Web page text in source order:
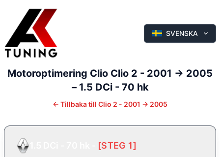
SVENSKA
Motoroptimering Clio Clio 2 - 2001 -> 2005
– 1.5 DCi - 70 hk
← Tillbaka till Clio 2 - 2001 -> 2005
[STEG 1]